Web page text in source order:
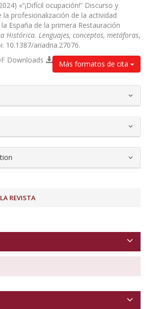
«“¡Difícil ocupación!” Discurso y
profesionalización de la actividad
España de la primera Restauración
Histórica. Lenguajes, conceptos, metáforas,
10.1387/ariadna.27076.
Más formatos de cita
Downloads
REVISTA